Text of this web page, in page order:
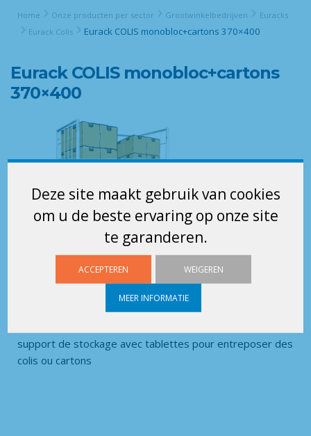
Deze site maakt gebruik van cookies
om u de beste ervaring op onze site
te garanderen.
ACCEPTEREN WEIGEREN
MEER INFORMATIE
Home Onze producten per sector Grootwinkelbedrijven
Euracks
Eurack Colis
Eurack COLIS monobloc+cartons 370×400
Eurack COLIS monobloc+cartons
370×400
support de stockage avec tablettes pour entreposer des
colis ou cartons